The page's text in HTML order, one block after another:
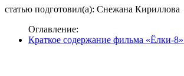
статью подготовил(а): Снежана Кириллова
Оглавление:
Краткое содержание фильма «Ёлки-